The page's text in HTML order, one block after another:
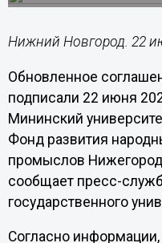
Нижний Новгород. 22
Обновленное
подписали 22 июня
Мининский
Фонд развития
промыслов
сообщает пресс-
государственного
Согласно